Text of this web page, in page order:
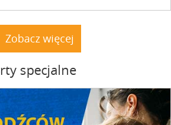
powoli dochodzi do siebie.
Zobacz więcej
specjalne